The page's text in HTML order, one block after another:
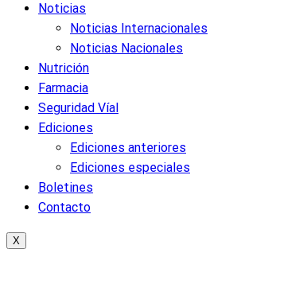
Noticias
Noticias Internacionales
Noticias Nacionales
Nutrición
Farmacia
Seguridad Víal
Ediciones
Ediciones anteriores
Ediciones especiales
Boletines
Contacto
X